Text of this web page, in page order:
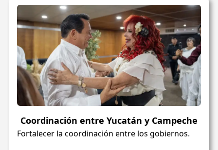
Coordinación entre Yucatán y Campeche
Fortalecer la coordinación entre los gobiernos.